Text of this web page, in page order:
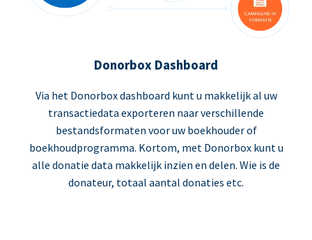
Donorbox Dashboard
Via het Donorbox dashboard kunt u makkelijk al uw
transactiedata exporteren naar verschillende
bestandsformaten voor uw boekhouder of
boekhoudprogramma. Kortom, met Donorbox kunt u
alle donatie data makkelijk inzien en delen. Wie is de
donateur, totaal aantal donaties etc.